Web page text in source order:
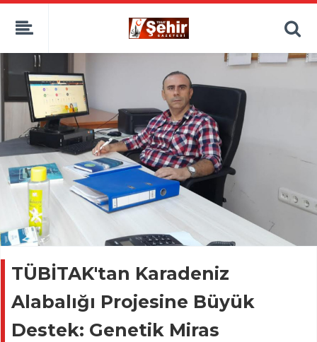
TÜBİTAK'tan Karadeniz
Alabalığı Projesine Büyük
Destek: Genetik Miras